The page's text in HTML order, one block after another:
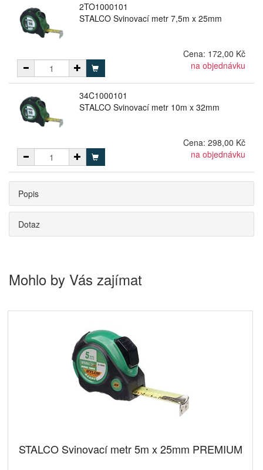
2TO1000101
STALCO Svinovací metr 7,5m x 25mm
Cena: 172,00 Kč
na objednávku
34C1000101
STALCO Svinovací metr 10m x 32mm
Cena: 298,00 Kč
na objednávku
Popis
Dotaz
Mohlo by Vás zajímat
STALCO Svinovací metr 5m x 25mm PREMIUM